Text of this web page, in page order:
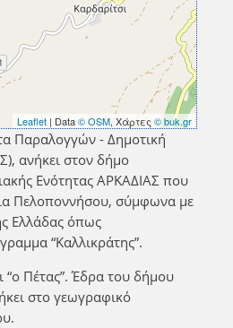
Leaflet | Data© OSM, Χάρτες © buk.gr
Παραλογγών - Δημοτική
ανήκει στον δήμο
Ενότητας ΑΡΚΑΔΙΑΣ που
Πελοποννήσου, σύμφωνα με
Ελλάδας όπως
“Καλλικράτης”.
“ο Πέτας”. Έδρα του δήμου
στο γεωγραφικό